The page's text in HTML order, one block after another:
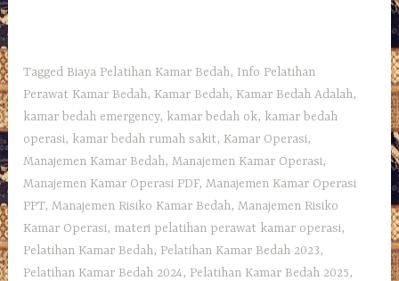
Tagged Biaya Pelatihan Kamar Bedah, Info Pelatihan
Perawat Kamar Bedah, Kamar Bedah, Kamar Bedah Adalah,
kamar bedah emergency, kamar bedah ok, kamar bedah
operasi, kamar bedah rumah sakit, Kamar Operasi,
Manajemen Kamar Bedah,Manajemen Kamar Operasi,
Manajemen Kamar Operasi PDF,Manajemen Kamar Operasi
PPT,Manajemen Risiko Kamar Bedah,Manajemen Risiko
Kamar Operasi, materi pelatihan perawat kamar operasi,
Pelatihan Kamar Bedah, Pelatihan Kamar Bedah 2023,
Pelatihan Kamar Bedah 2024, Pelatihan Kamar Bedah 2025,